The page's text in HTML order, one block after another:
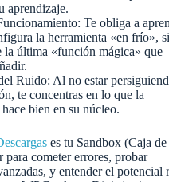
aprendizaje.
Te obliga a
la herramienta «en frío»,
la última «función mágica» que
Ruido: Al no estar
te concentras en lo que la
bien en su núcleo.
es tu Sandbox (Caja de
cometer errores, probar
y entender el potencial